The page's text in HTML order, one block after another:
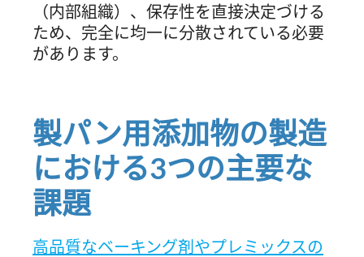
（内部組織）、保存性を直接決定づける
ため、完全に均一に分散されている必要
があります。
製パン用添加物の製造
における3つの主要な
課題
高品質なベーキング剤やプレミックスの